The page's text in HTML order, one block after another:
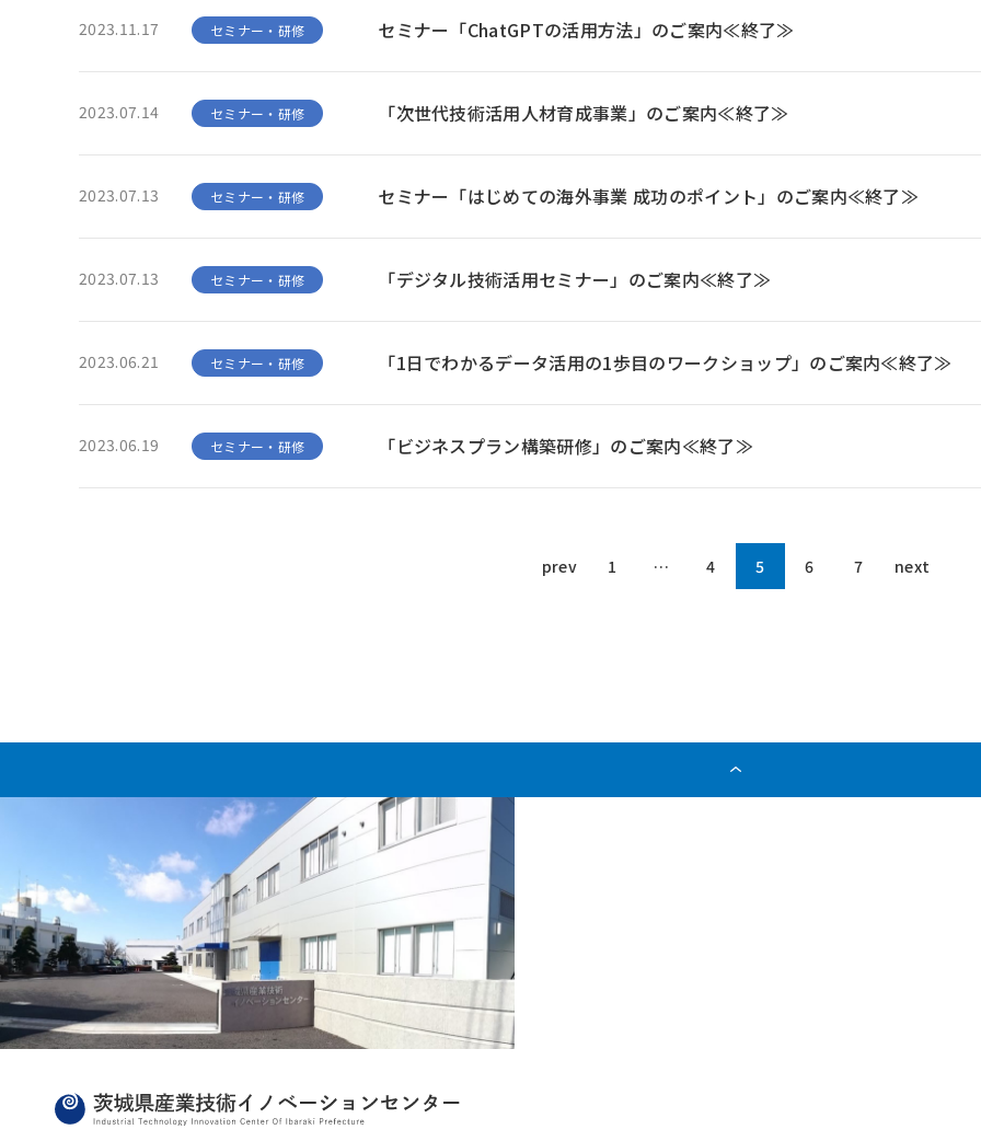
2023.11.17 セミナー・研修 セミナー「ChatGPTの活用方法」のご案内≪終了≫
2023.07.14 セミナー・研修 「次世代技術活用人材育成事業」のご案内≪終了≫
2023.07.13 セミナー・研修 セミナー「はじめての海外事業 成功のポイント」のご案内≪終了≫
2023.07.13 セミナー・研修 「デジタル技術活用セミナー」のご案内≪終了≫
2023.06.21 セミナー・研修 「1日でわかるデータ活用の1歩目のワークショップ」のご案内≪終了≫
2023.06.19 セミナー・研修 「ビジネスプラン構築研修」のご案内≪終了≫
prev 1 … 4 5 6 7 next